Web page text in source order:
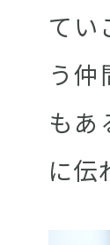
てい
う
もあ
に伝